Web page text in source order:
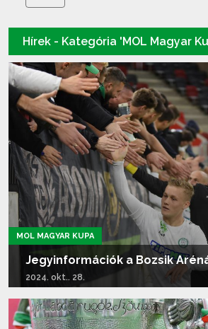
Hírek - Kategória 'MOL Magyar
MOL MAGYAR KUPA
Jegyinformációk a Bozsik
2024. okt.. 28.
Tovább olvasom...